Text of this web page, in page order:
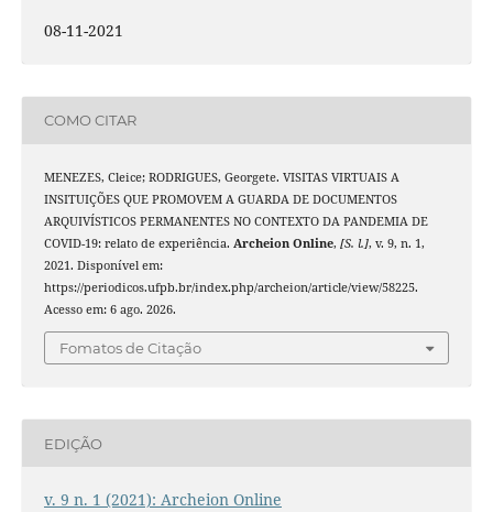
08-11-2021
COMO CITAR
MENEZES, Cleice; RODRIGUES, Georgete. VISITAS VIRTUAIS A
INSITUIÇÕES QUE PROMOVEM A GUARDA DE DOCUMENTOS
ARQUIVÍSTICOS PERMANENTES NO CONTEXTO DA PANDEMIA DE
COVID-19: relato de experiência. Archeion Online, [S. l.], v. 9, n. 1,
2021. Disponível em:
https://periodicos.ufpb.br/index.php/archeion/article/view/58225.
Acesso em: 6 ago. 2026.
Fomatos de Citação
EDIÇÃO
v. 9 n. 1 (2021): Archeion Online